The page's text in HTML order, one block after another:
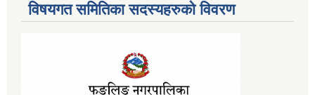
विषयगत समितिका सदस्यहरुको विवरण